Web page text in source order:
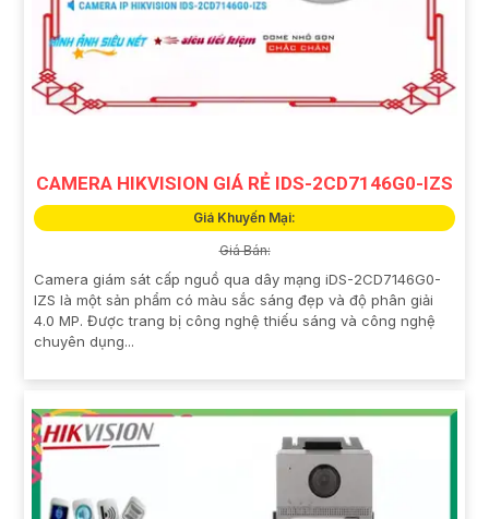
CAMERA HIKVISION GIÁ RẺ IDS-2CD7146G0-IZS
Giá Khuyến Mại:
Giá Bán:
Camera giám sát cấp nguồ qua dây mạng iDS-2CD7146G0-
IZS là một sản phẩm có màu sắc sáng đẹp và độ phân giải
4.0 MP. Được trang bị công nghệ thiếu sáng và công nghệ
chuyên dụng...